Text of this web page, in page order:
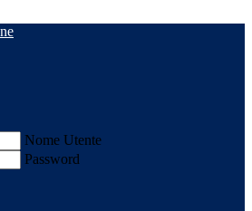
Nome Utente
Password